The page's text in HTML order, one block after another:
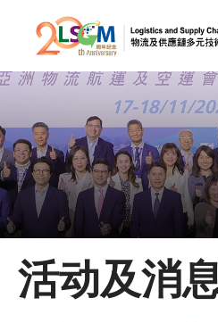
跳到内容（按回
A
主页
关于LSCM
活动及消